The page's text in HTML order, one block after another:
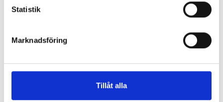
Statistik
Marknadsföring
Tillåt alla
24 SEP, 2025
Det australiska public service-bolaget ABC ska
Antoinette Lattouf. ABC avbröt hennes kontrakt efter att
hon på Instagram delat ett inlägg om att svält används